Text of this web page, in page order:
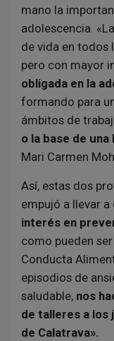
mano la
adolescencia.
de vida en todos
pero con mayor
obligada en la
formando para
ámbitos de
o la base de
Mari Carmen
Así, estas dos
empujó a llevar
interés en
como pueden
Conducta
episodios de
saludable, nos
de talleres a los
de Calatrava».